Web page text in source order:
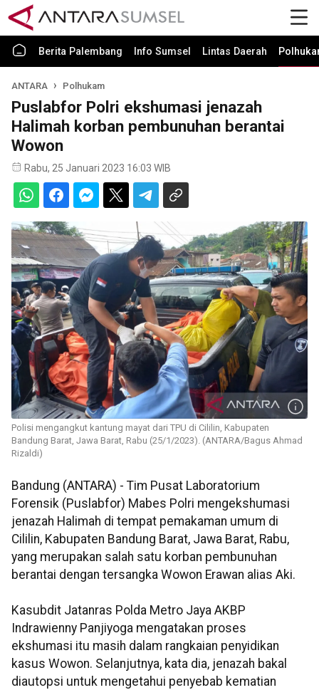
Berita Palembang Info Sumsel Lintas Daerah
ANTARA Polhukam
Puslabfor Polri ekshumasi jenazah
Halimah korban pembunuhan berantai
Wowon
Rabu, 25 Januari 2023 16:03 WIB
Polisi mengangkut kantung mayat dari TPU di Cililin, Kabupaten
Bandung Barat, Jawa Barat, Rabu (25/1/2023). (ANTARA/Bagus Ahmad
Rizaldi)
Bandung (ANTARA) - Tim Pusat Laboratorium
Forensik (Puslabfor) Mabes Polri mengekshumasi
jenazah Halimah di tempat pemakaman umum di
Cililin, Kabupaten Bandung Barat, Jawa Barat, Rabu,
yang merupakan salah satu korban pembunuhan
berantai dengan tersangka Wowon Erawan alias Aki.
Kasubdit Jatanras Polda Metro Jaya AKBP
Indrawienny Panjiyoga mengatakan proses
ekshumasi itu masih dalam rangkaian penyidikan
kasus Wowon. Selanjutnya, kata dia, jenazah bakal
diautopsi untuk mengetahui penyebab kematian